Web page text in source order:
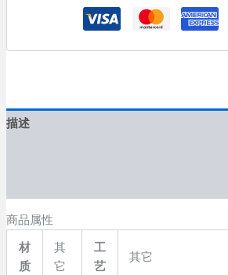
材
草
端
午
节
描述
商品属性
材
质
其
它
工
艺
其它